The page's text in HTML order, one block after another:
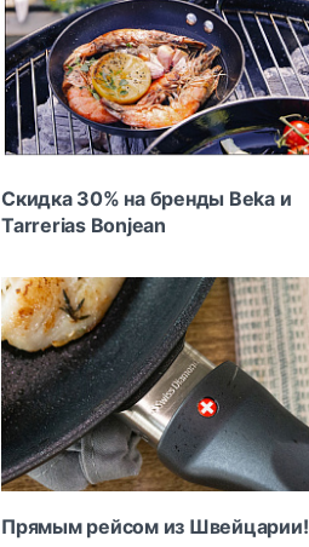
Скидка 30% на бренды Beka и
Tarrerias Bonjean
Прямым рейсом из Швейцарии!